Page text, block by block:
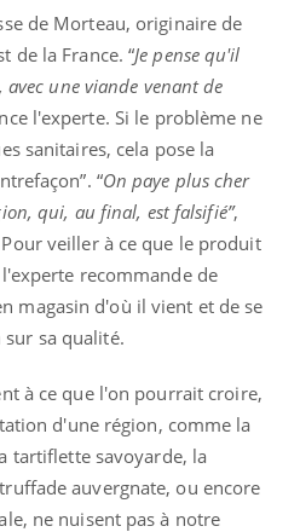
de Morteau, originaire de
de la France. “Je pense qu'il
une viande venant de
l'experte. Si le problème ne
sanitaires, cela pose la
“On paye plus cher
qui, au final, est falsifié”,
veiller à ce que le produit
recommande de
magasin d'où il vient et de se
sa qualité.
à ce que l'on pourrait croire,
d'une région, comme la
tartiflette savoyarde, la
auvergnate, ou encore
ne nuisent pas à notre